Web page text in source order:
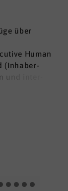
über
Human
(Inhaber-
und inter­
einer
meines